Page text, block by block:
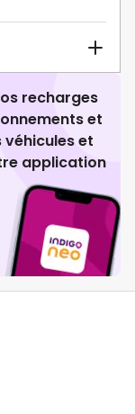
recharges
et
et
application